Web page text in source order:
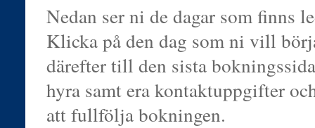
Nedan ser ni de dagar som finns
Klicka på den dag som ni vill
därefter till den sista
hyra samt era kontaktuppgifter
att fullfölja bokningen.